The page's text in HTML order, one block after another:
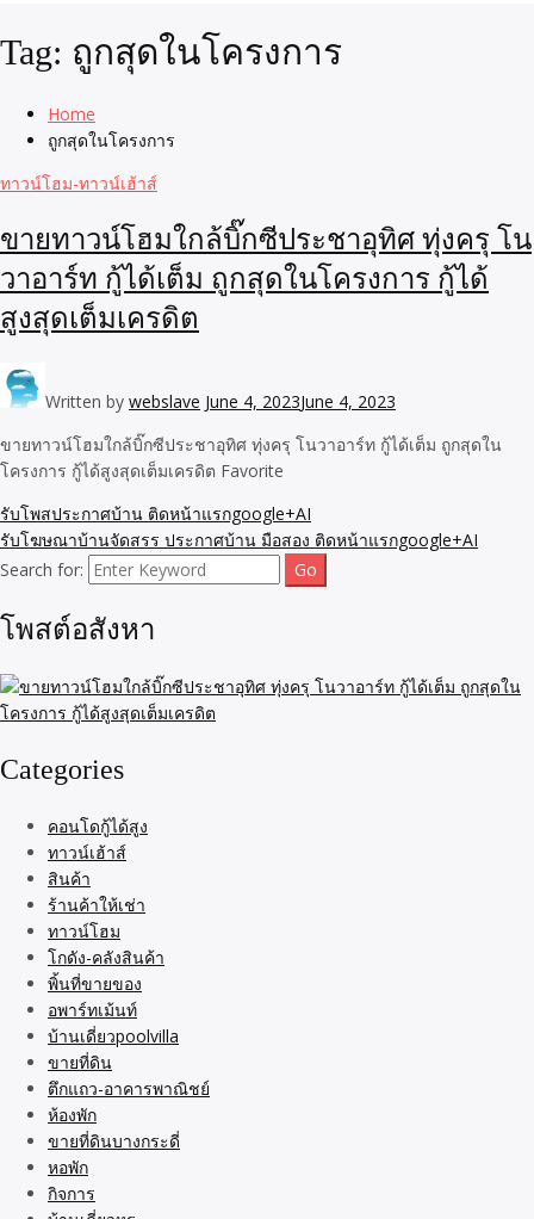
Tag: ถูกสุดในโครงการ
Home
ถูกสุดในโครงการ
ทาวน์โฮม-ทาวน์เฮ้าส์
ขายทาวน์โฮมใกล้บิ๊กซีประชาอุทิศ ทุ่งครุ โน
วาอาร์ท กู้ได้เต็ม ถูกสุดในโครงการ กู้ได้
สูงสุดเต็มเครดิต
Written by webslave June 4, 2023June 4, 2023
ขายทาวน์โฮมใกล้บิ๊กซีประชาอุทิศ ทุ่งครุ โนวาอาร์ท กู้ได้เต็ม ถูกสุดใน
โครงการ กู้ได้สูงสุดเต็มเครดิต Favorite
รับโพสประกาศบ้าน ติดหน้าแรกgoogle+AI
รับโฆษณาบ้านจัดสรร ประกาศบ้าน มือสอง ติดหน้าแรกgoogle+AI
Search for:
โพสต์อสังหา
Categories
คอนโดกู้ได้สูง
ทาวน์เฮ้าส์
สินค้า
ร้านค้าให้เช่า
ทาวน์โฮม
โกดัง-คลังสินค้า
พิ้นที่ขายของ
อพาร์ทเม้นท์
บ้านเดี่ยวpoolvilla
ขายที่ดิน
ตึกแถว-อาคารพาณิชย์
ห้องพัก
ขายที่ดินบางกระดี่
หอพัก
กิจการ